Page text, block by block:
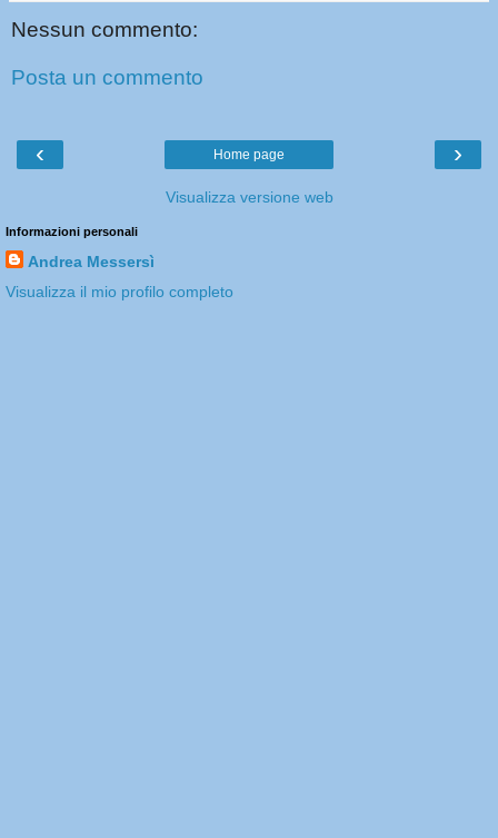
Nessun commento:
Posta un commento
‹ ›
Home page
Visualizza versione web
Informazioni personali
Andrea Messersì
Visualizza il mio profilo completo